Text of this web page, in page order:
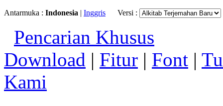
Antarmuka : Indonesia | Inggris Versi :
Pencarian Khusus
Download | Fitur | Font |
Kami